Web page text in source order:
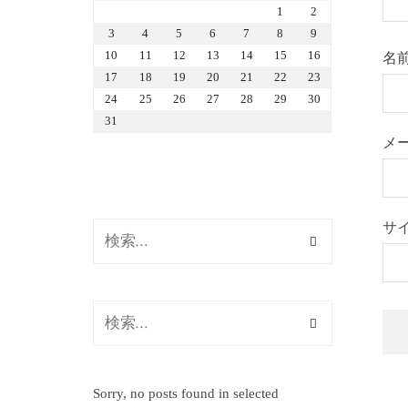
名
メ
サ
1
2
3
4 5 6 7 8
9
10
11 12 13 14 15
16
17
18 19 20 21 22
23
24
25 26 27 28 29
30
31
Sorry, no posts found in selected